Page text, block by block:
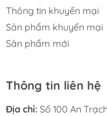
Thông tin khuyến mại
Sản phẩm khuyến mại
Sản phẩm mới
Thông tin liên hệ
Địa chỉ: Số 100 An